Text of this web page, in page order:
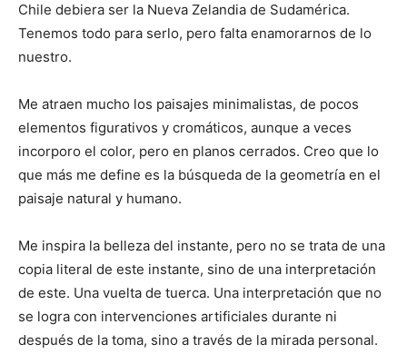
Chile debiera ser la Nueva Zelandia de Sudamérica.
Tenemos todo para serlo, pero falta enamorarnos de lo
nuestro.
Me atraen mucho los paisajes minimalistas, de pocos
elementos figurativos y cromáticos, aunque a veces
incorporo el color, pero en planos cerrados. Creo que lo
que más me define es la búsqueda de la geometría en el
paisaje natural y humano.
Me inspira la belleza del instante, pero no se trata de una
copia literal de este instante, sino de una interpretación
de este. Una vuelta de tuerca. Una interpretación que no
se logra con intervenciones artificiales durante ni
después de la toma, sino a través de la mirada personal.